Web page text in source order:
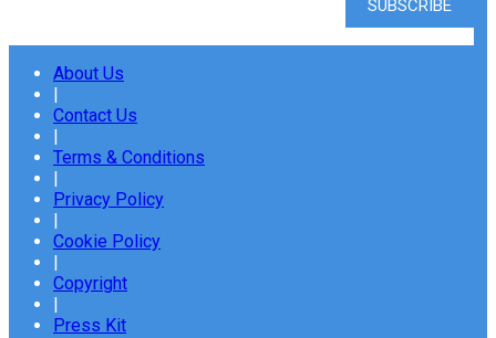
About Us
Contact Us
Terms & Conditions
Privacy Policy
Cookie Policy
Copyright
Press Kit